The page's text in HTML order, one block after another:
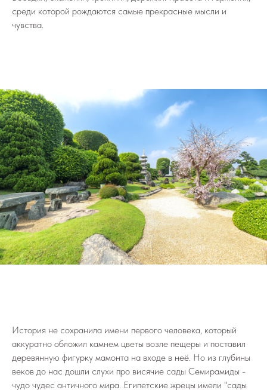
среди которой рождаются самые прекрасные мысли и
чувства.
История не сохранила имени первого человека, который
аккуратно обложил камнем цветы возле пещеры и поставил
деревянную фигурку мамонта на входе в неё. Но из глубины
веков до нас дошли слухи про висячие сады Семирамиды -
чудо чудес античного мира. Египетские жрецы имели "сады